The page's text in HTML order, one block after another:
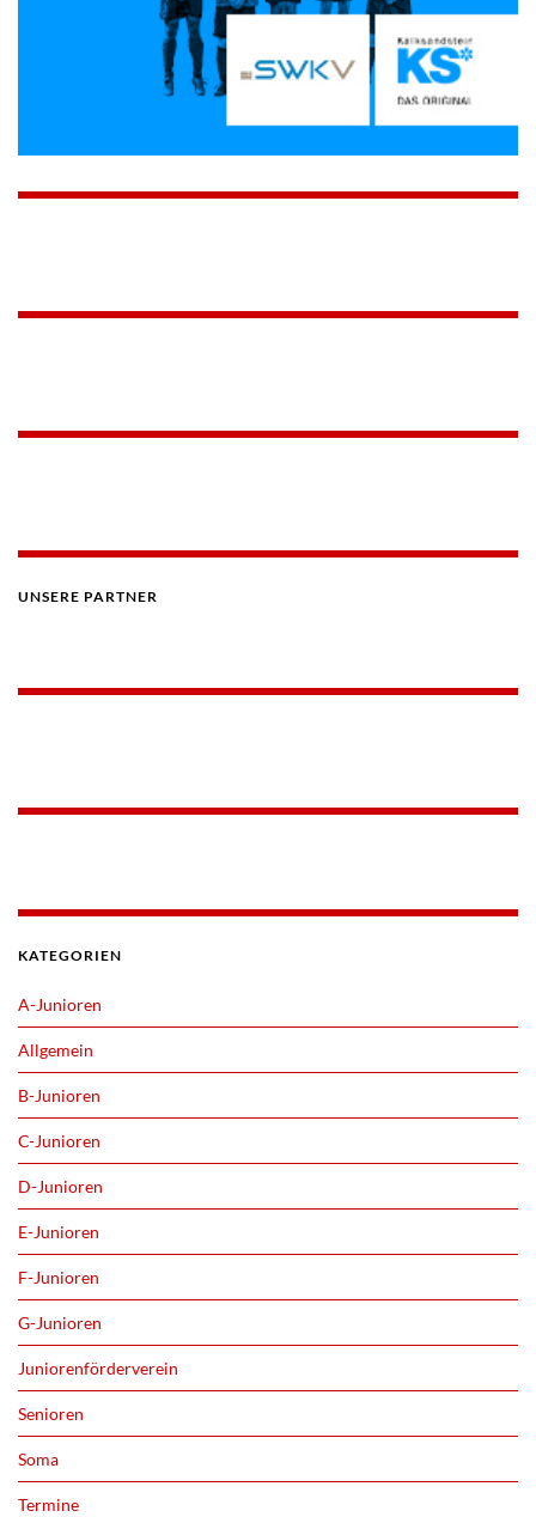
UNSERE PARTNER
KATEGORIEN
A-Junioren
Allgemein
B-Junioren
C-Junioren
D-Junioren
E-Junioren
F-Junioren
G-Junioren
Juniorenförderverein
Senioren
Soma
Termine